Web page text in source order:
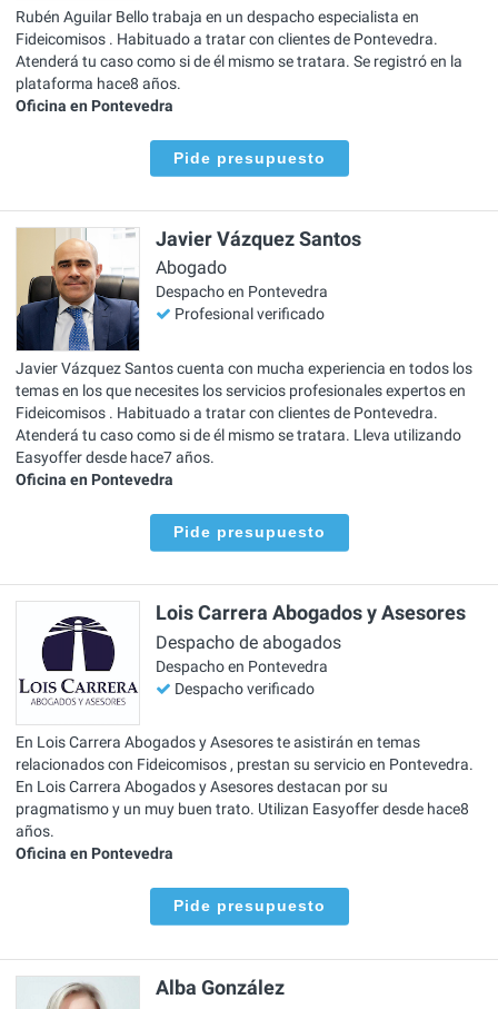
Rubén Aguilar Bello trabaja en un despacho especialista en
Fideicomisos . Habituado a tratar con clientes de Pontevedra.
Atenderá tu caso como si de él mismo se tratara. Se registró en la
plataforma hace8 años.
Oficina en Pontevedra
Pide presupuesto
Javier Vázquez Santos
Abogado
Despacho en Pontevedra
Profesional verificado
Javier Vázquez Santos cuenta con mucha experiencia en todos los
temas en los que necesites los servicios profesionales expertos en
Fideicomisos . Habituado a tratar con clientes de Pontevedra.
Atenderá tu caso como si de él mismo se tratara. Lleva utilizando
Easyoffer desde hace7 años.
Oficina en Pontevedra
Pide presupuesto
Lois Carrera Abogados y Asesores
Despacho de abogados
Despacho en Pontevedra
Despacho verificado
En Lois Carrera Abogados y Asesores te asistirán en temas
relacionados con Fideicomisos , prestan su servicio en Pontevedra.
En Lois Carrera Abogados y Asesores destacan por su
pragmatismo y un muy buen trato. Utilizan Easyoffer desde hace8
años.
Oficina en Pontevedra
Pide presupuesto
Alba González